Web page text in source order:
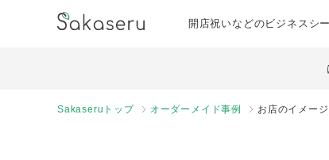
開店祝いなどのビジネスシ
Sakaseruトップ オーダーメイド事例 お店のイメー